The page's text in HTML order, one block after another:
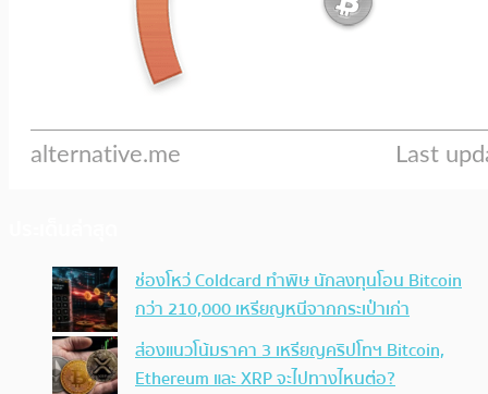
ช่องโหว่ Coldcard ทำพิษ นักลงทุนโอน Bitcoin
กว่า 210,000 เหรียญหนีจากกระเป๋าเก่า
ส่องแนวโน้มราคา 3 เหรียญคริปโทฯ Bitcoin,
Ethereum และ XRP จะไปทางไหนต่อ?